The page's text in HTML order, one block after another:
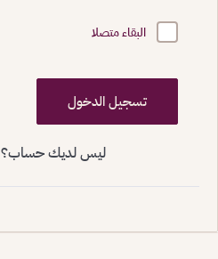
البقاء متصلا
تسجيل الدخول
ليس لديك حساب؟